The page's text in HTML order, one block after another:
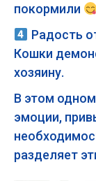
покормили
Радость
Кошки
хозяину.
В этом
эмоции,
разделяет